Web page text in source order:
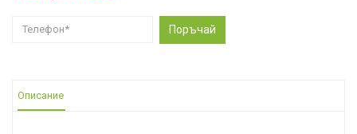
Поръчай
Описание